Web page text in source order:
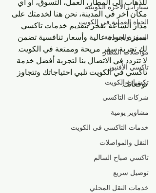
سيارات الأجرة الكويتية
الحياة العملية في الكويت
السفر والسياحة
مواصلات المطار
تاكسي الأفنيوز
تكسيات الكويت
شركات التاكسي
مشاوير يومية
خدمات التاكسي في الكويت
النقل والمواصلات
تاكسي صباح السالم
توصيل سريع
خدمات النقل المحلي
مكان آخر في المدينة، نحن هنا لخدمتك على
مدار الساعة. نفخر بتقديم خدمات تاكسي
مميزة بجودة عالية وأسعار تنافسية تضمن
لك تجربة سفر مريحة وممتعة في الكويت.
لا تتردد في الاتصال بنا لتجربة أفضل خدمة
تاكسي في الكويت تلبي احتياجاتك وتتجاوز
توقعاتك.